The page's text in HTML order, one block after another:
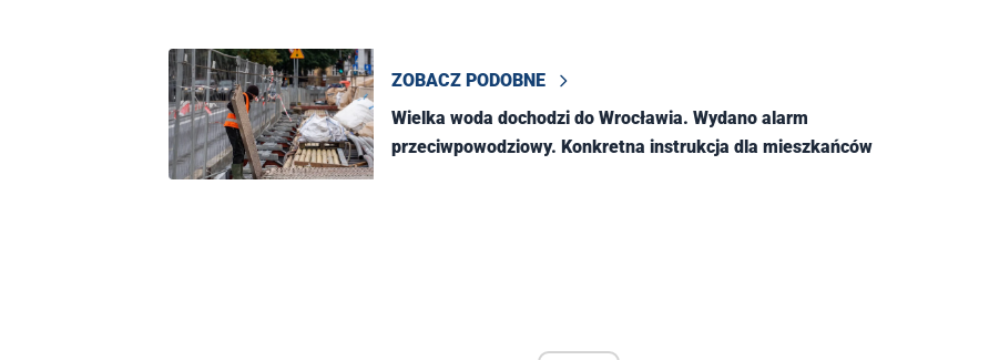
ZOBACZ PODOBNE
Wielka woda dochodzi do Wrocławia. Wydano alarm
przeciwpowodziowy. Konkretna instrukcja dla mieszkańców